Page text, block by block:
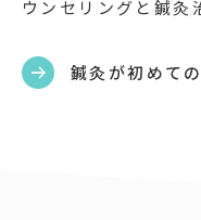
ウンセリングと鍼灸
鍼灸が初めて